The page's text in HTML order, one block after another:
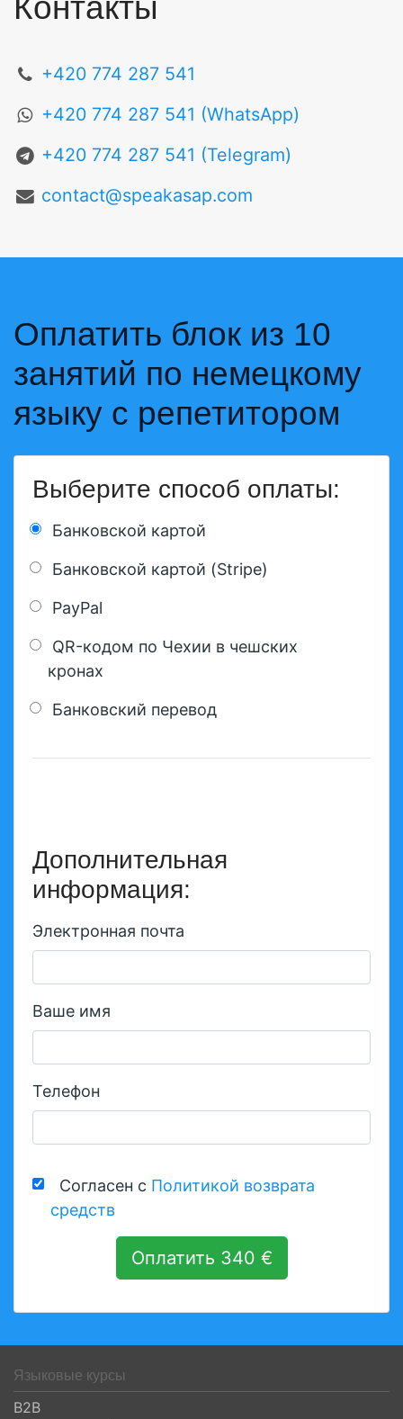
Контакты
+420 774 287 541
+420 774 287 541 (WhatsApp)
+420 774 287 541 (Telegram)
contact@speakasap.com
Оплатить блок из 10
занятий по немецкому
языку с репетитором
Выберите способ оплаты:
Банковской картой
Банковской картой (Stripe)
PayPal
QR-кодом по Чехии в чешских
кронах
Банковский перевод
Дополнительная
информация:
Электронная почта
Ваше имя
Телефон
Согласен с Политикой возврата
средств
Оплатить 340 €
Языковые курсы
B2B